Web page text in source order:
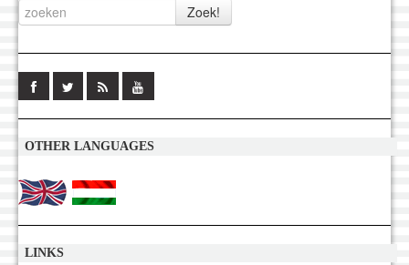
OTHER LANGUAGES
LINKS